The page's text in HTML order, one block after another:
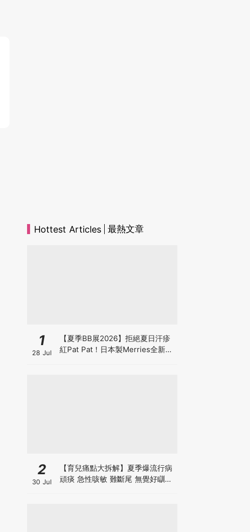
Hottest Articles 最熱文章
1
28 Jul
【夏季BB展2026】拒絕夏日汗疹
紅Pat Pat！日本製Merries全新超
2
30 Jul
【育兒痛點大拆解】夏季爆流行病
頑痰 急性咳敏 難斷尾 無覺好瞓？